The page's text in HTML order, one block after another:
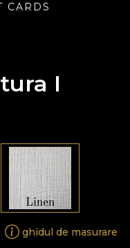
CARDS
I
ghidul de masurare